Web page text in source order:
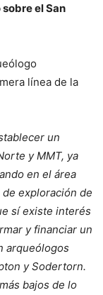
el San
línea de la
un
y MMT, ya
en el área
exploración de
sí existe interés
y financiar un
arqueólogos
y Sodertorn.
bajos de lo